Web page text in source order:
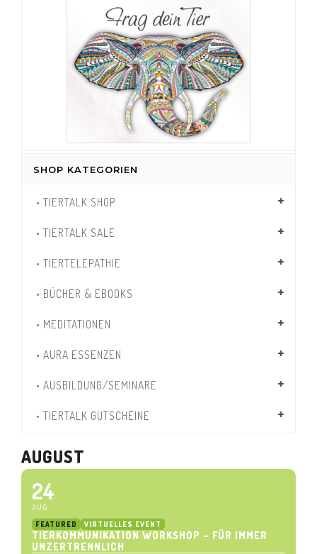
SHOP KATEGORIEN
• TIERTALK SHOP
• TIERTALK SALE
• TIERTELEPATHIE
• BÜCHER & EBOOKS
• MEDITATIONEN
• AURA ESSENZEN
• AUSBILDUNG/SEMINARE
• TIERTALK GUTSCHEINE
AUGUST
24
AUG
FEATURED VIRTUELLES EVENT
TIERKOMMUNIKATION WORKSHOP – FÜR IMMER
UNZERTRENNLICH